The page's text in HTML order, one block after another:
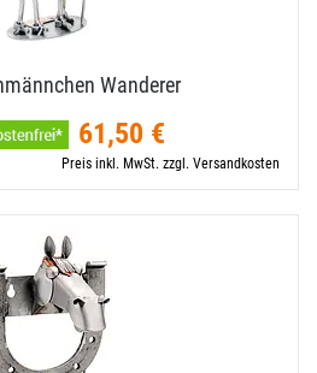
Wanderer
61,50 €
Preis inkl. MwSt. zzgl. Versandkosten